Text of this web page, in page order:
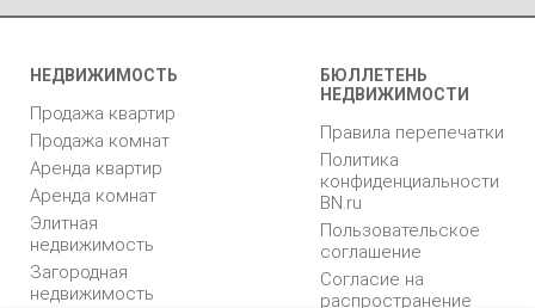
НЕДВИЖИМОСТЬ
Продажа квартир
Продажа комнат
Аренда квартир
Аренда комнат
Элитная
недвижимость
Загородная
недвижимость
БЮЛЛЕТЕНЬ
НЕДВИЖИМОСТИ
Правила перепечатки
Политика
конфиденциальности
BN.ru
Пользовательское
соглашение
Согласие на
распространение